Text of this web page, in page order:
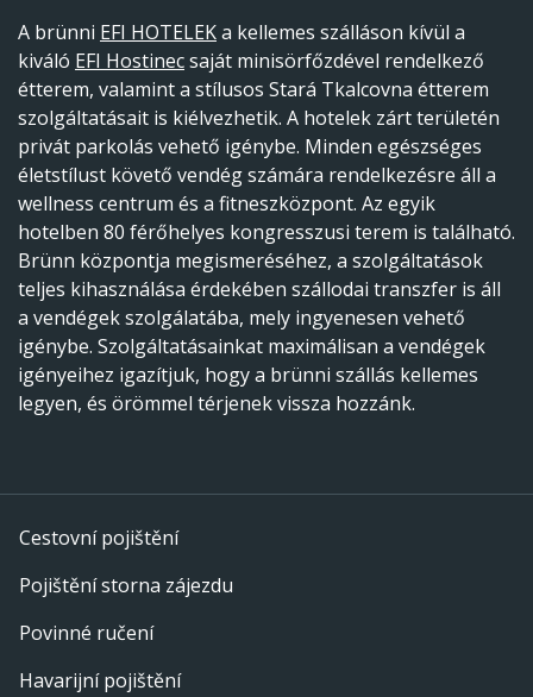
A brünni EFI HOTELEKa kellemes szálláson kívül a
kiváló EFI Hostinecsaját minisörfőzdével rendelkező
étterem, valamint a stílusos Stará Tkalcovna étterem
szolgáltatásait is kiélvezhetik. A hotelek zárt területén
privát parkolás vehető igénybe. Minden egészséges
életstílust követő vendég számára rendelkezésre áll a
wellness centrum és a fitneszközpont. Az egyik
hotelben 80 férőhelyes kongresszusi terem is található.
Brünn központja megismeréséhez, a szolgáltatások
teljes kihasználása érdekében szállodai transzfer is áll
a vendégek szolgálatába, mely ingyenesen vehető
igénybe. Szolgáltatásainkat maximálisan a vendégek
igényeihez igazítjuk, hogy a brünni szállás kellemes
legyen, és örömmel térjenek vissza hozzánk.
Cestovní pojištění
Pojištění storna zájezdu
Povinné ručení
Havarijní pojištění